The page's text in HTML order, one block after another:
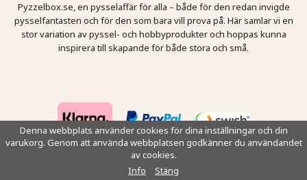
Pyzzelbox.se, en pysselaffär för alla – både för den redan invigde
pysselfantasten och för den som bara vill prova på. Här samlar vi en
stor variation av pyssel- och hobbyprodukter och hoppas kunna
inspirera till skapande för både stora och små.
Drift & produktion:
Denna webbplats använder cookies för dina inställningar och din
varukorg. Genom att använda webbplatsen godkänner du användandet
av cookies.
Info
Stäng